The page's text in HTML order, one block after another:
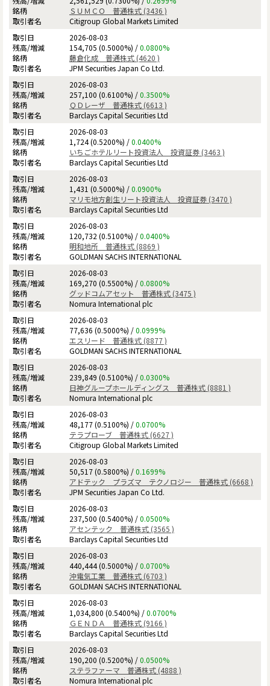
ＳＵＭＣＯ 普通株式 (3436 )
Citigroup Global Markets Limited
2026-08-03
154,705 (0.5000%) /0.0800%
藤倉化成 普通株式 (4620 )
JPM Securities Japan Co Ltd.
2026-08-03
257,100 (0.6100%) /0.3500%
ＱＤレーザ 普通株式 (6613 )
Barclays Capital Securities Ltd
2026-08-03
1,724 (0.5200%) /0.0400%
いちごホテルリート投資法人 投資証券 (3463 )
Barclays Capital Securities Ltd
2026-08-03
1,431 (0.5000%) /0.0900%
マリモ地方創生リート投資法人 投資証券 (3470 )
Barclays Capital Securities Ltd
2026-08-03
120,732 (0.5100%) /0.0400%
明和地所 普通株式 (8869 )
GOLDMAN SACHS INTERNATIONAL
2026-08-03
169,270 (0.5500%) /0.0800%
グッドコムアセット 普通株式 (3475 )
Nomura International plc
2026-08-03
77,636 (0.5000%) /0.0999%
エスリード 普通株式 (8877 )
GOLDMAN SACHS INTERNATIONAL
2026-08-03
239,849 (0.5100%) /0.0300%
日神グループホールディングス 普通株式 (8881 )
Nomura International plc
2026-08-03
48,177 (0.5100%) /0.0700%
テラプローブ 普通株式 (6627 )
Citigroup Global Markets Limited
2026-08-03
50,517 (0.5800%) /0.1699%
アドテック プラズマ テクノロジー 普通株式 (6668 )
JPM Securities Japan Co Ltd.
2026-08-03
237,500 (0.5400%) /0.0500%
アセンテック 普通株式 (3565 )
Barclays Capital Securities Ltd
2026-08-03
440,444 (0.5000%) /0.0700%
沖電気工業 普通株式 (6703 )
GOLDMAN SACHS INTERNATIONAL
2026-08-03
1,034,800 (0.5400%) /0.0700%
ＧＥＮＤＡ 普通株式 (9166 )
Barclays Capital Securities Ltd
2026-08-03
190,200 (0.5200%) /0.0500%
ステラファーマ 普通株式 (4888 )
Nomura International plc